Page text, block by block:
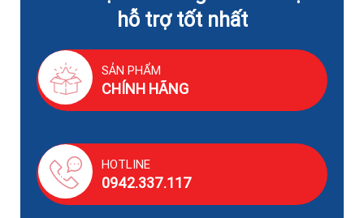
hỗ trợ tốt nhất
SẢN PHẨM
CHÍNH HÃNG
HOTLINE
0942.337.117